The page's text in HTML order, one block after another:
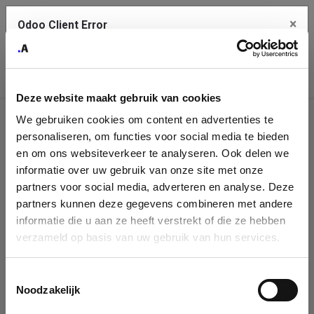
Deze website maakt gebruik van cookies
We gebruiken cookies om content en advertenties te
personaliseren, om functies voor social media te bieden
en om ons websiteverkeer te analyseren. Ook delen we
informatie over uw gebruik van onze site met onze
partners voor social media, adverteren en analyse. Deze
partners kunnen deze gegevens combineren met andere
informatie die u aan ze heeft verstrekt of die ze hebben
verzameld op basis van uw gebruik van hun services.
Noodzakelijk
Company
Identification
Please fill in your company details
You can search a company in our database by name, VAT or
enterprise ID. When a company is selected it will auto-complete the
form. If you don't find your company in our database, you can create
Odoo Client Error ×
service.
See details
Ok